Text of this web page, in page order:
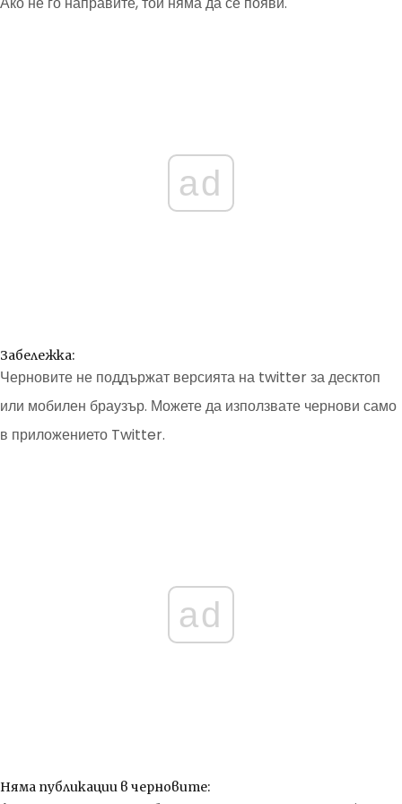
ad
Забележка:
Черновите не поддържат версията на twitter за десктоп
или мобилен браузър. Можете да използвате чернови само
в приложението Twitter.
ad
Няма публикации в черновите: